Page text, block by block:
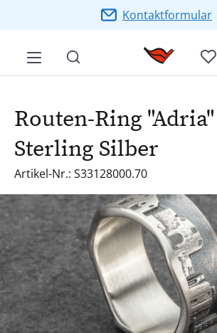
Zum Hauptinhalt springenKontaktformular
Routen-Ring
Sterling Silber
Artikel-Nr.: S33128000.70
Bildergalerie überspringen